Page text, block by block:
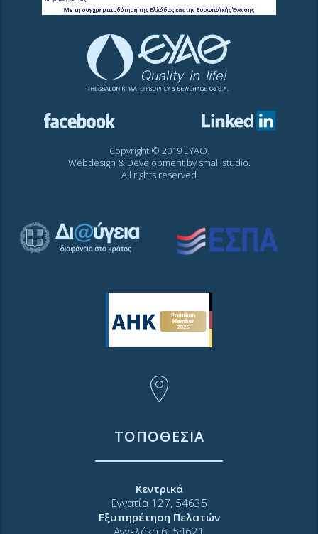
Copyright © 2019 ΕΥΑΘ.
Webdesign & Development by small studio.
All rights reserved
ΤΟΠΟΘΕΣΙΑ
Κεντρικά
Εγνατία 127, 54635
Εξυπηρέτηση Πελατών